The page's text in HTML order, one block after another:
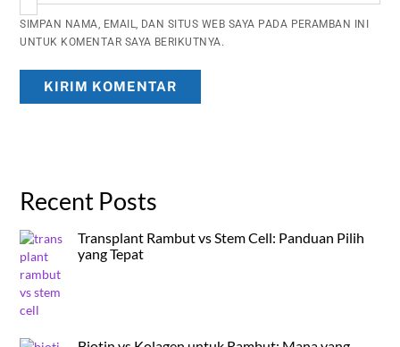
SIMPAN NAMA, EMAIL, DAN SITUS WEB SAYA PADA PERAMBAN INI
UNTUK KOMENTAR SAYA BERIKUTNYA.
Recent Posts
Transplant Rambut vs Stem Cell: Panduan Pilih
yang Tepat